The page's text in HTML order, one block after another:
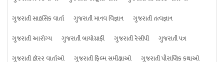
ગુજરાતી સાહસિક વાર્તા
ગુજરાતી માનવ વિજ્ઞાન
ગુજરાતી તત્વજ્ઞાન
ગુજરાતી આરોગ્ય
ગુજરાતી બાયોગ્રાફી ગુજરાતી રેસીપી
ગુજરાતી પત્ર
ગુજરાતી હૉરર વાર્તાઓ
ગુજરાતી ફિલ્મ સમીક્ષાઓ ગુજરાતી પૌરાણિક કથાઓ